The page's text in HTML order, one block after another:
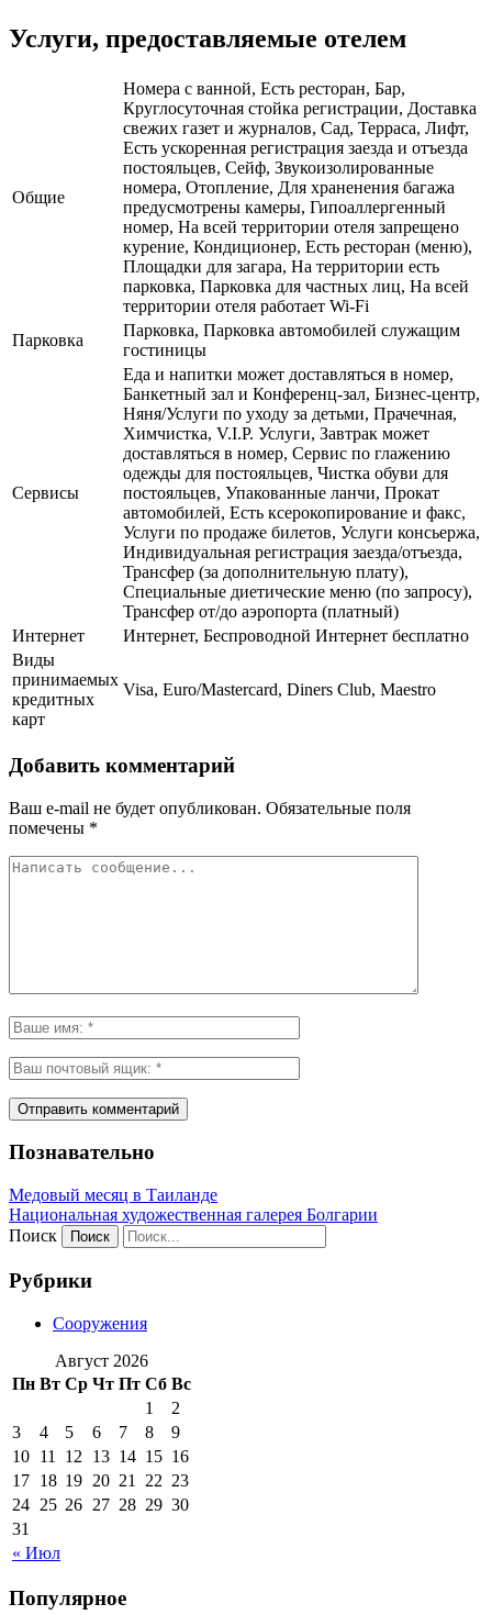
Услуги, предоставляемые отелем
Общие
Номера с ванной, Есть ресторан, Бар,
Круглосуточная стойка регистрации, Доставка
свежих газет и журналов, Сад, Терраса, Лифт,
Есть ускоренная регистрация заезда и отъезда
постояльцев, Сейф, Звукоизолированные
номера, Отопление, Для храненения багажа
предусмотрены камеры, Гипоаллергенный
номер, На всей территории отеля запрещено
курение, Кондиционер, Есть ресторан (меню),
Площадки для загара, На территории есть
парковка, Парковка для частных лиц, На всей
территории отеля работает Wi-Fi
Парковка
Парковка, Парковка автомобилей служащим
гостиницы
Сервисы
Еда и напитки может доставляться в номер,
Банкетный зал и Конференц-зал, Бизнес-центр,
Няня/Услуги по уходу за детьми, Прачечная,
Химчистка, V.I.P. Услуги, Завтрак может
доставляться в номер, Сервис по глажению
одежды для постояльцев, Чистка обуви для
постояльцев, Упакованные ланчи, Прокат
автомобилей, Есть ксерокопирование и факс,
Услуги по продаже билетов, Услуги консьержа,
Индивидуальная регистрация заезда/отъезда,
Трансфер (за дополнительную плату),
Специальные диетические меню (по запросу),
Трансфер от/до аэропорта (платный)
Интернет
Интернет, Беспроводной Интернет бесплатно
Виды
принимаемых
кредитных
карт
Visa, Euro/Mastercard, Diners Club, Maestro
Добавить комментарий
Ваш e-mail не будет опубликован. Обязательные поля
помечены *
Познавательно
Медовый месяц в Таиланде
Национальная художественная галерея Болгарии
Поиск
Рубрики
Сооружения
Август 2026
Пн Вт Ср Чт Пт Сб Вс
« Июл
1
2
3
4 5 6 7 8
9
10 11 12 13 14 15 16
17 18 19 20 21 22 23
24 25 26 27 28 29 30
31
Популярное